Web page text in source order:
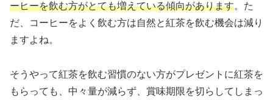
ーヒーを飲む方がとても増えている傾向があります。た
だ、コーヒーをよく飲む方は自然と紅茶を飲む機会は減り
ますよね。
そうやって紅茶を飲む習慣のない方がプレゼントに紅茶を
もらっても、中々量が減らず、賞味期限を切らしてしまっ